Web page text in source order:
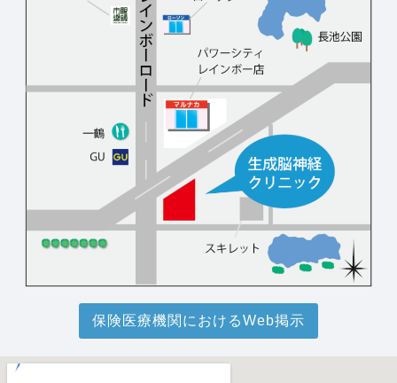
保険医療機関におけるWeb掲示